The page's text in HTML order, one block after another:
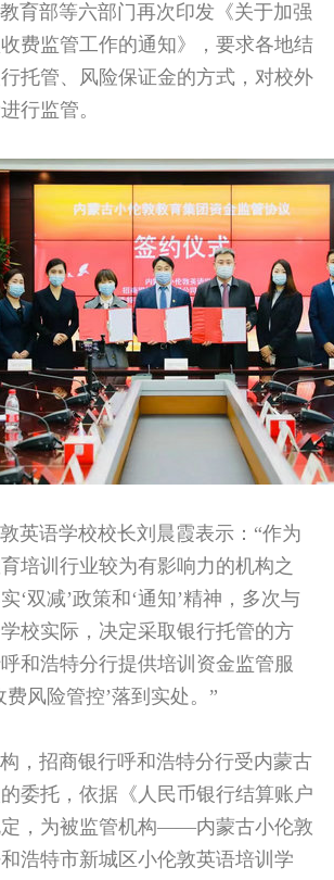
部等六部门再次印发《关于加强
费监管工作的通知》，要求各地结
托管、风险保证金的方式，对校外
行监管。
语学校校长刘晨霞表示：“作为
培训行业较为有影响力的机构之
‘双减’政策和‘通知’精神，多次与
校实际，决定采取银行托管的方
和浩特分行提供培训资金监管服
费风险管控’落到实处。”
招商银行呼和浩特分行受内蒙古
委托，依据《人民币银行结算账户
，为被监管机构——内蒙古小伦敦
浩特市新城区小伦敦英语培训学